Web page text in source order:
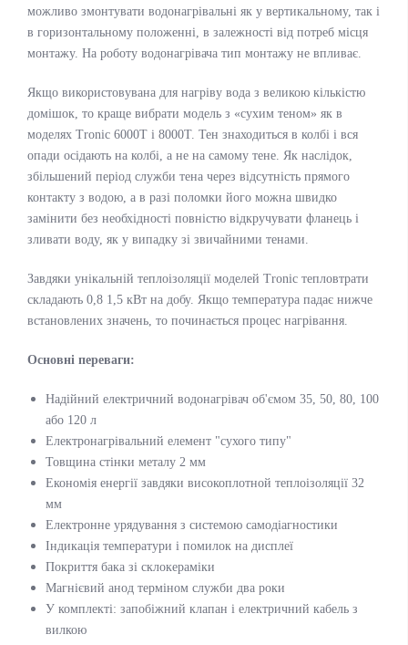
можливо змонтувати водонагрівальні як у вертикальному, так і
в горизонтальному положенні, в залежності від потреб місця
монтажу. На роботу водонагрівача тип монтажу не впливає.
Якщо використовувана для нагріву вода з великою кількістю
домішок, то краще вибрати модель з «сухим теном» як в
моделях Tronic 6000T і 8000T. Тен знаходиться в колбі і вся
опади осідають на колбі, а не на самому тене. Як наслідок,
збільшений період служби тена через відсутність прямого
контакту з водою, а в разі поломки його можна швидко
замінити без необхідності повністю відкручувати фланець і
зливати воду, як у випадку зі звичайними тенами.
Завдяки унікальній теплоізоляції моделей Tronic тепловтрати
складають 0,8 1,5 кВт на добу. Якщо температура падає нижче
встановлених значень, то починається процес нагрівання.
Основні переваги:
Надійний електричний водонагрівач об'ємом 35, 50, 80, 100
або 120 л
Електронагрівальний елемент "сухого типу"
Товщина стінки металу 2 мм
Економія енергії завдяки високоплотной теплоізоляції 32
мм
Електронне урядування з системою самодіагностики
Індикація температури і помилок на дисплеї
Покриття бака зі склокераміки
Магнієвий анод терміном служби два роки
У комплекті: запобіжний клапан і електричний кабель з
вилкою